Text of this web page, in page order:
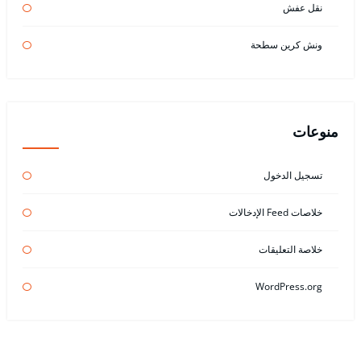
نقل عفش
ونش كرين سطحة
منوعات
تسجيل الدخول
خلاصات Feed الإدخالات
خلاصة التعليقات
WordPress.org